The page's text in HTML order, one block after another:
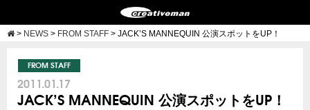
> NEWS > FROM STAFF > JACK’S MANNEQUIN 公演スポットをUP！
FROM STAFF
2011.01.17
JACK’S MANNEQUIN 公演スポットをUP！